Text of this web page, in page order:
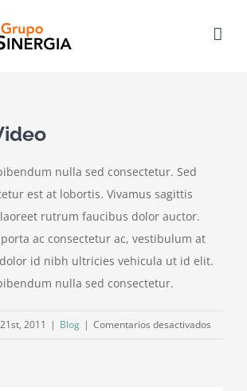
nulla sed consectetur. Sed
est at lobortis. Vivamus sagittis
rutrum faucibus dolor auctor.
ac consectetur ac, vestibulum at
id nibh ultricies vehicula ut id elit.
nulla sed consectetur.
2011 | Blog | Comentarios desactivados